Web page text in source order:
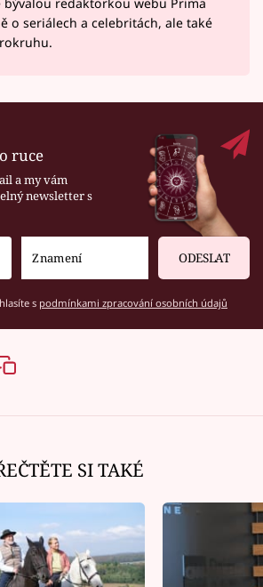
o seriálech a celebritách, ale také
ruce
a my vám
newsletter s
ODESLAT
s podmínkami zpracování osobních údajů
SI TAKÉ